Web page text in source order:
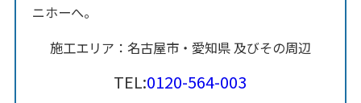
ニホーへ。
施工エリア：名古屋市・愛知県 及びその周辺
TEL:0120-564-003